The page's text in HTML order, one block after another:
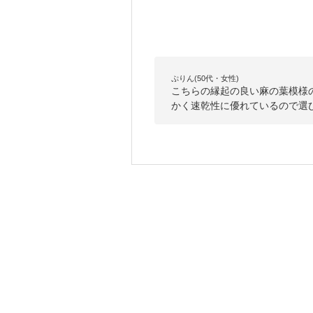
ぷりん(50代・女性)
こちらの縁起の良い麻の葉模
かく速乾性に優れているので選